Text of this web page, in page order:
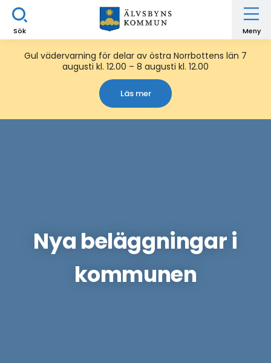
Sök Meny
Gul vädervarning för delar av östra Norrbottens län 7
augusti kl. 12.00 – 8 augusti kl. 12.00
Läs mer
Nya beläggningar i
kommunen